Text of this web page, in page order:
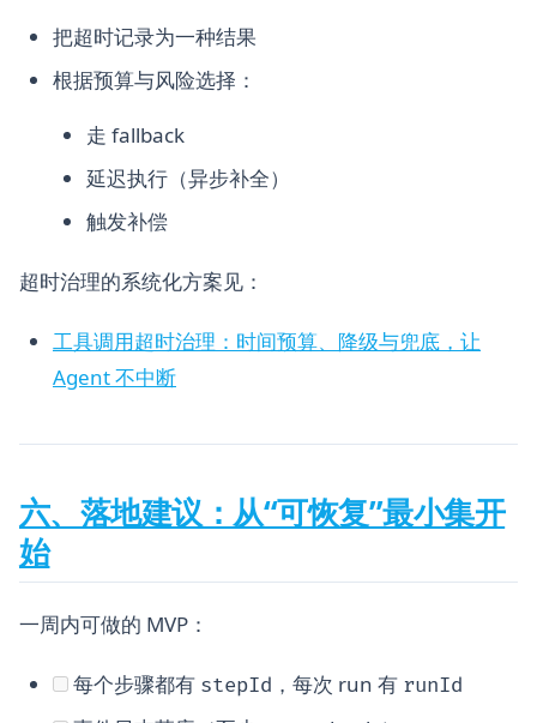
把超时记录为一种结果
根据预算与风险选择：
走 fallback
延迟执行（异步补全）
触发补偿
超时治理的系统化方案见：
工具调用超时治理：时间预算、降级与兜底，让
Agent 不中断
六、落地建议：从“可恢复”最小集开
始
一周内可做的 MVP：
每个步骤都有 stepId ，每次 run 有 runId